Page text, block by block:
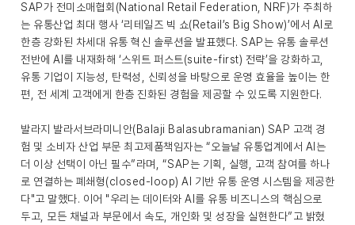
SAP가 전미소매협회(National Retail Federation, NRF)가 주최하
는 유통산업 최대 행사 ‘리테일즈 빅 쇼(Retail’s Big Show)’에서 AI로
한층 강화된 차세대 유통 혁신 솔루션을 발표했다. SAP는 유통 솔루션
전반에 AI를 내재화해 ‘스위트 퍼스트(suite-first) 전략’을 강화하고,
유통 기업이 지능성, 탄력성, 신뢰성을 바탕으로 운영 효율을 높이는 한
편, 전 세계 고객에게 한층 진화된 경험을 제공할 수 있도록 지원한다.
발라지 발라서브라미니안(Balaji Balasubramanian) SAP 고객 경
험 및 소비자 산업 부문 최고제품책임자는 “오늘날 유통업계에서 AI는
더 이상 선택이 아닌 필수”라며, “SAP는 기획, 실행, 고객 참여를 하나
로 연결하는 폐쇄형(closed-loop) AI 기반 유통 운영 시스템을 제공한
다"고 말했다. 이어 "우리는 데이터와 AI를 유통 비즈니스의 핵심으로
두고, 모든 채널과 부문에서 속도, 개인화 및 성장을 실현한다”고 밝혔